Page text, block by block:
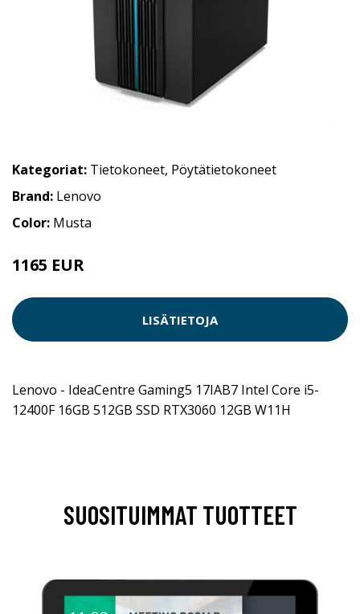
Kategoriat: Tietokoneet, Pöytätietokoneet
Brand: Lenovo
Color: Musta
1165 EUR
LISÄTIETOJA
Lenovo - IdeaCentre Gaming5 17IAB7 Intel Core i5-
12400F 16GB 512GB SSD RTX3060 12GB W11H
SUOSITUIMMAT TUOTTEET